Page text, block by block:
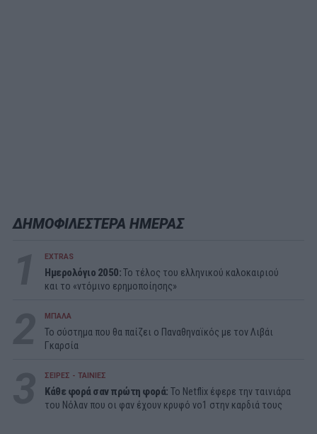
ΔΗΜΟΦΙΛΕΣΤΕΡΑ ΗΜΕΡΑΣ
EXTRAS
Ημερολόγιο 2050:To τέλος του ελληνικού καλοκαιριού
και το «ντόμινο ερημοποίησης»
ΜΠΑΛΑ
Το σύστημα που θα παίζει ο Παναθηναϊκός με τον Λιβάι
Γκαρσία
ΣΕΙΡΕΣ - ΤΑΙΝΙΕΣ
Κάθε φορά σαν πρώτη φορά: Το Netflix έφερε την ταινιάρα
του Νόλαν που οι φαν έχουν κρυφό νο1 στην καρδιά τους